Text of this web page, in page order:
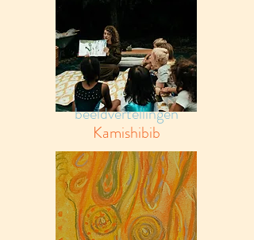
beeldvertellingen
Kamishibib